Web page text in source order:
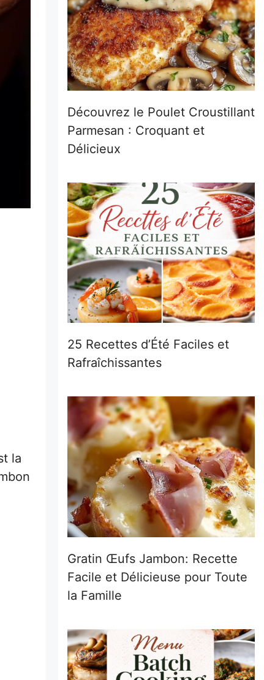
la
Découvrez le Poulet Croustillant
Parmesan : Croquant et
Délicieux
25 Recettes d’Été Faciles et
Rafraîchissantes
Gratin Œufs Jambon: Recette
Facile et Délicieuse pour Toute
la Famille